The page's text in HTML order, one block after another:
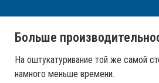
Больше
На оштукатуривание той же самой
намного меньше времени.